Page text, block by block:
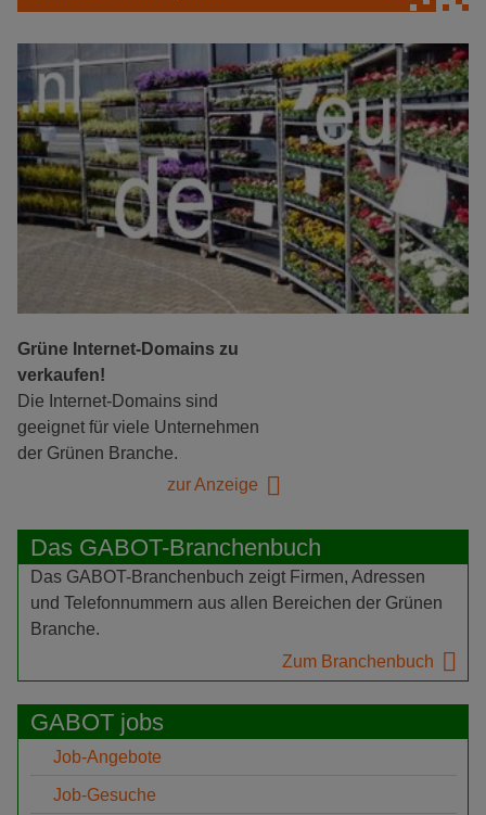
Grüne Internet-Domains zu
verkaufen!
Die Internet-Domains sind
geeignet für viele Unternehmen
der Grünen Branche.
zur Anzeige
Das GABOT-Branchenbuch
Das GABOT-Branchenbuch zeigt Firmen, Adressen
und Telefonnummern aus allen Bereichen der Grünen
Branche.
Zum Branchenbuch
GABOT jobs
Job-Angebote
Job-Gesuche